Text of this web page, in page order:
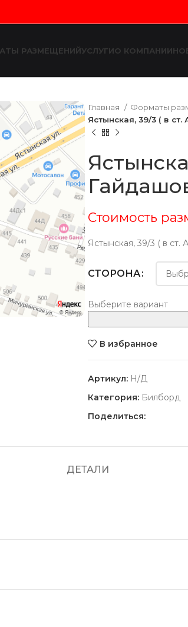
РАЗМЕЩЕНИЙУСЛУГИО КОМПАНИИ
Главная Форматы
Ястынская, 39/3 ( в
Стоимость
Ястынская, 39/3 ( в ст.
СТОРОНА
Выберите вариант
В избранное
Артикул: Н/Д
Категория: Билборд
Поделиться:
ДЕТАЛИ